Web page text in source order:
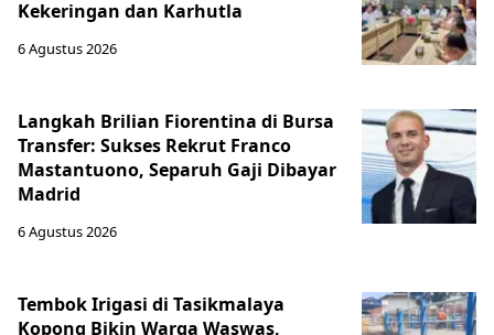
Kekeringan dan Karhutla
6 Agustus 2026
Langkah Brilian Fiorentina di Bursa
Transfer: Sukses Rekrut Franco
Mastantuono, Separuh Gaji Dibayar
Madrid
6 Agustus 2026
Tembok Irigasi di Tasikmalaya
Kopong Bikin Warga Waswas,